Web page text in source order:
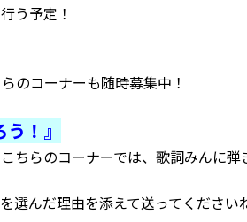
う予定！
のコーナーも随時募集中！
！』
ちらのコーナーでは、歌詞みんに弾
選んだ理由を添えて送ってください